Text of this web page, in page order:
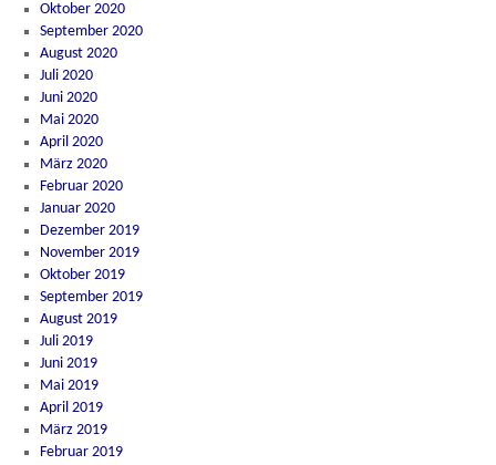
Oktober 2020
September 2020
August 2020
Juli 2020
Juni 2020
Mai 2020
April 2020
März 2020
Februar 2020
Januar 2020
Dezember 2019
November 2019
Oktober 2019
September 2019
August 2019
Juli 2019
Juni 2019
Mai 2019
April 2019
März 2019
Februar 2019